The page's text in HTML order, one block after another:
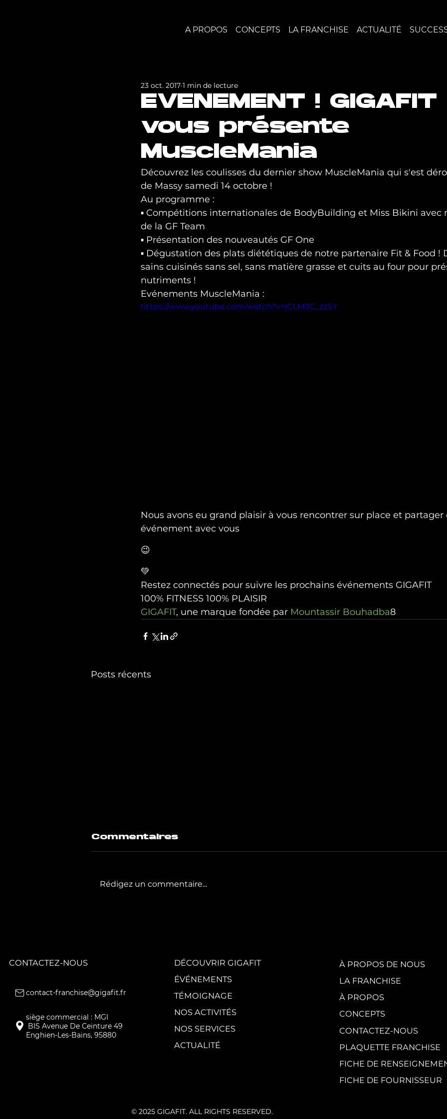
A PROPOS CONCEPTS LA FRANCHISE ACTUALITÉ
EVENEMENT ! GIGAFIT
vous présente
MuscleMania
23 oct. 2017 1 min de lecture
Découvrez les coulisses du dernier show MuscleMania qui s'est
de Massy samedi 14 octobre !
Au programme :
▪ Compétitions internationales de BodyBuilding et Miss Bikini avec
de la GF Team
▪ Présentation des nouveautés GF One
▪ Dégustation des plats diététiques de notre partenaire Fit & Food
sains cuisinés sans sel, sans matière grasse et cuits au four pour
nutriments !
Evénements MuscleMania :
https://www.youtube.com/watch?v=jCLM3C_zzSY
Nous avons eu grand plaisir à vous rencontrer sur place et
événement avec vous
😉
💚
Restez connectés pour suivre les prochains événements GIGAFIT
100% FITNESS 100% PLAISIR
GIGAFIT, une marque fondée par Mountassir Bouhadba8
Posts récents
nouveaux clubs.
Commentaires
Rédigez un commentaire...
DÉCOUVRIR GIGAFIT
ÉVÉNEMENTS
TÉMOIGNAGE
NOS ACTIVITÉS
NOS SERVICES
ACTUALITÉ
CONTACTEZ-NOUS
contact-franchise@gigafit.fr
Enghien-Les-Bains, 95880
À PROPOS DE NOUS
LA FRANCHISE
À PROPOS
CONCEPTS
CONTACTEZ-NOUS
PLAQUETTE FRANCHISE
FICHE DE
FICHE DE FOURNISSEUR
© 2025 GIGAFIT. ALL RIGHTS RESERVED.